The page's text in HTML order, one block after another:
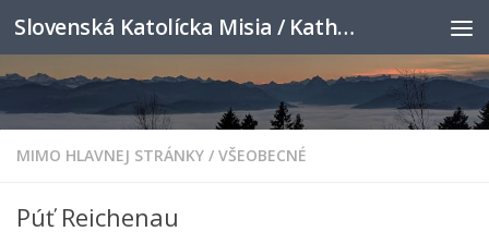
Skip to content Slovenská Katolícka Misia / Katholische Slowakenmission
MIMO HLAVNEJ STRÁNKY / VŠEOBECNÉ
Púť Reichenau